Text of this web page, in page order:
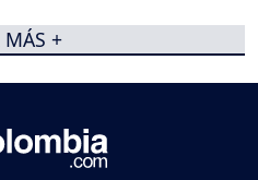
MÁS +